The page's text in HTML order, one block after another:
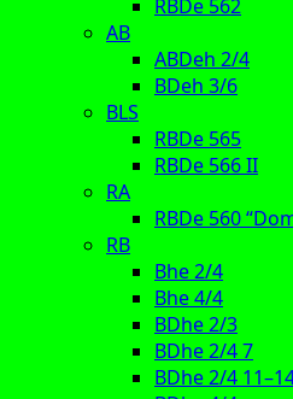
RBDe 562
AB
ABDeh 2/4
BDeh 3/6
BLS
RBDe 565
RBDe 566 II
RA
RBDe 560
RB
Bhe 2/4
Bhe 4/4
BDhe 2/3
BDhe 2/4 7
BDhe 2/4